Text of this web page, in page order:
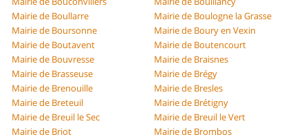
Mairie de Boullarre
Mairie de Boulogne la Grasse
Mairie de Boursonne
Mairie de Boury en Vexin
Mairie de Boutavent
Mairie de Boutencourt
Mairie de Bouvresse
Mairie de Braisnes
Mairie de Brasseuse
Mairie de Brégy
Mairie de Brenouille
Mairie de Bresles
Mairie de Breteuil
Mairie de Brétigny
Mairie de Breuil le Sec
Mairie de Breuil le Vert
Mairie de Briot
Mairie de Brombos